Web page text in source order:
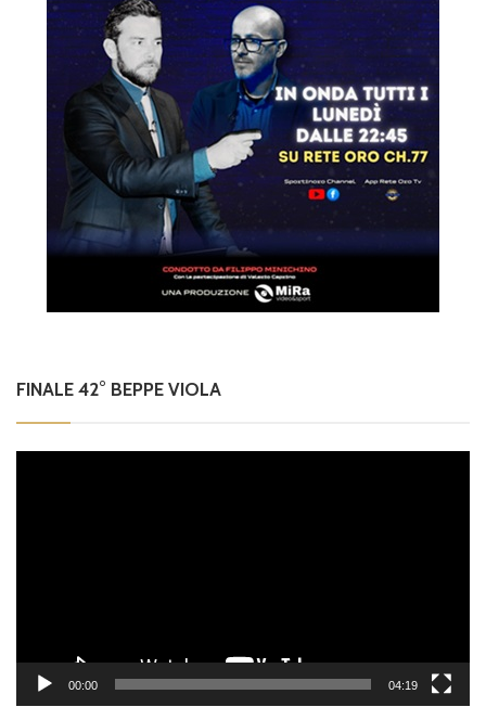
FINALE 42° BEPPE VIOLA
00:00 04:19